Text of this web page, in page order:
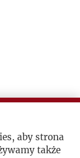
aby strona
także